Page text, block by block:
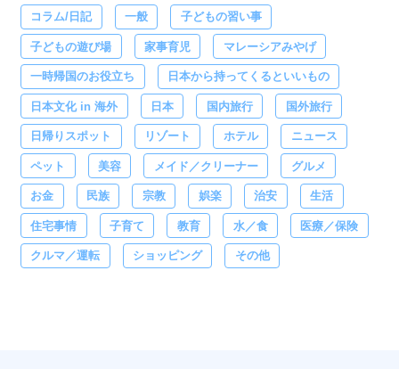
コラム/日記 一般 子どもの習い事
子どもの遊び場 家事育児 マレーシアみやげ
一時帰国のお役立ち 日本から持ってくるといいもの
日本文化 in 海外 日本 国内旅行 国外旅行
日帰りスポット リゾート ホテル ニュース
ペット 美容 メイド／クリーナー グルメ
お金 民族 宗教 娯楽 治安 生活
住宅事情 子育て 教育 水／食 医療／保険
クルマ／運転 ショッピング その他